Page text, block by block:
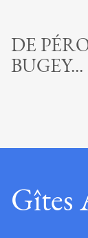
DE
BUGEY...
Gîtes